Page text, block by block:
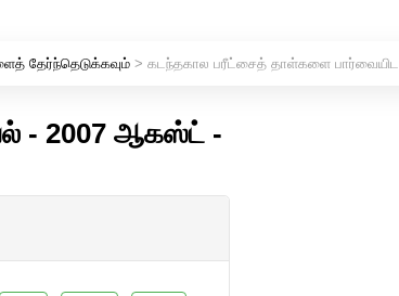
தேர்ந்தெடுக்கவும்> கடந்தகால பரீட்சைத் தாள்களை பார்வையிட
- 2007 ஆகஸ்ட் -